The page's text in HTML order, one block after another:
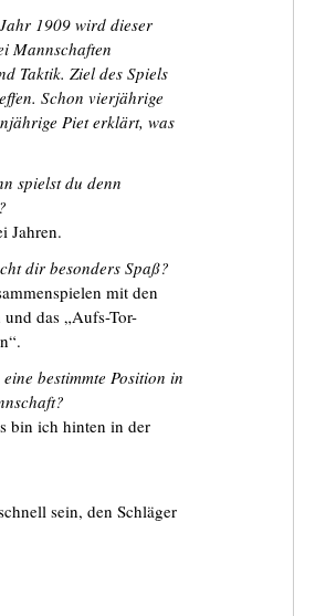
1909 wird dieser
Mannschaften
Taktik. Ziel des Spiels
Schon vierjährige
Piet erklärt, was
spielst du denn
Jahren.
dir besonders Spaß?
mit den
und das „Aufs-Tor-
bestimmte Position in
bin ich hinten in der
sein, den Schläger